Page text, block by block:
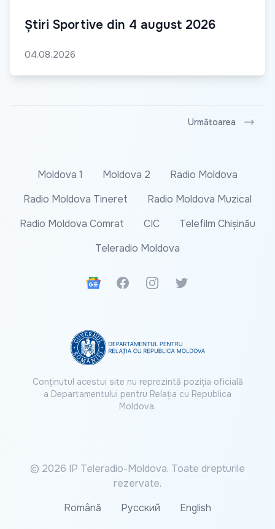
Știri Sportive din 4 august 2026
04.08.2026
Următoarea
Moldova 1 Moldova 2
Radio Moldova
Radio Moldova Tineret
Radio Moldova Muzical
Radio Moldova Comrat
CIC
Telefilm Chișinău
Teleradio Moldova
Google News
FacebookInstagramTwitter
Conținutul acestui site nu reprezintă poziția oficială
a Departamentului pentru Relația cu Republica
Moldova.
© 2026 IP Teleradio-Moldova. Toate drepturile
rezervate.
Română
Русский English